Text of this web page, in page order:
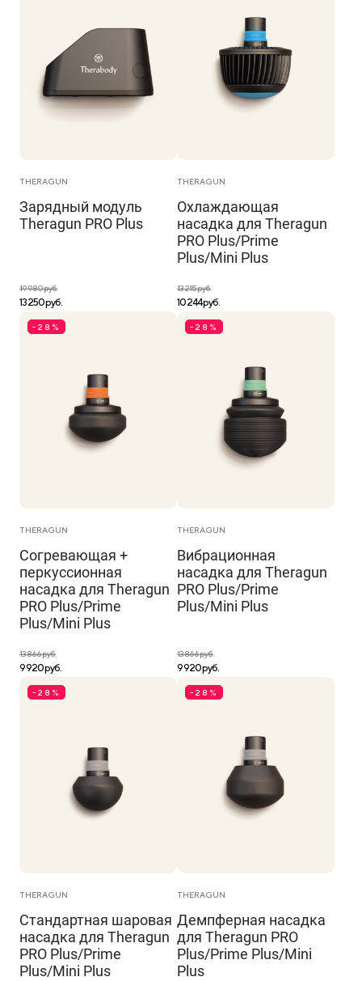
THERAGUN
Зарядный модуль
Theragun PRO Plus
19 980 руб.
13 250 руб.
THERAGUN
Охлаждающая
насадка для Theragun
PRO Plus/Prime
Plus/Mini Plus
13 215 руб.
10 244 руб.
-28%
THERAGUN
Согревающая +
перкуссионная
насадка для Theragun
PRO Plus/Prime
Plus/Mini Plus
13 866 руб.
9 920 руб.
-28%
THERAGUN
Вибрационная
насадка для Theragun
PRO Plus/Prime
Plus/Mini Plus
13 866 руб.
9 920 руб.
-28%
THERAGUN
Стандартная шаровая
насадка для Theragun
PRO Plus/Prime
Plus/Mini Plus
-28%
THERAGUN
Демпферная насадка
для Theragun PRO
Plus/Prime Plus/Mini
Plus